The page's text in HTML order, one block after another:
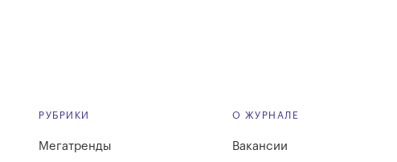
РУБРИКИ
Мегатренды
О ЖУРНАЛЕ
Вакансии